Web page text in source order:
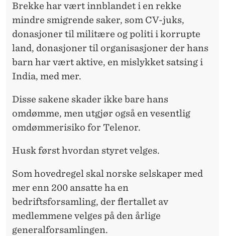
Brekke har vært innblandet i en rekke
mindre smigrende saker, som CV-juks,
donasjoner til militære og politi i korrupte
land, donasjoner til organisasjoner der hans
barn har vært aktive, en mislykket satsing i
India, med mer.
Disse sakene skader ikke bare hans
omdømme, men utgjør også en vesentlig
omdømmerisiko for Telenor.
Husk først hvordan styret velges.
Som hovedregel skal norske selskaper med
mer enn 200 ansatte ha en
bedriftsforsamling, der flertallet av
medlemmene velges på den årlige
generalforsamlingen.